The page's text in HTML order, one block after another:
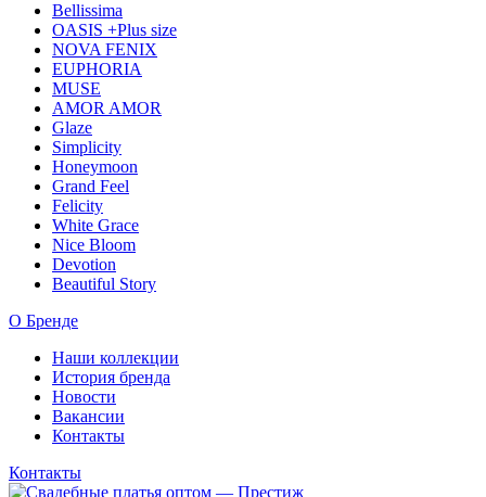
Bellissima
OASIS +Plus size
NOVA FENIX
EUPHORIA
MUSE
AMOR AMOR
Glaze
Simplicity
Honeymoon
Grand Feel
Felicity
White Grace
Nice Bloom
Devotion
Beautiful Story
О Бренде
Наши коллекции
История бренда
Новости
Вакансии
Контакты
Контакты